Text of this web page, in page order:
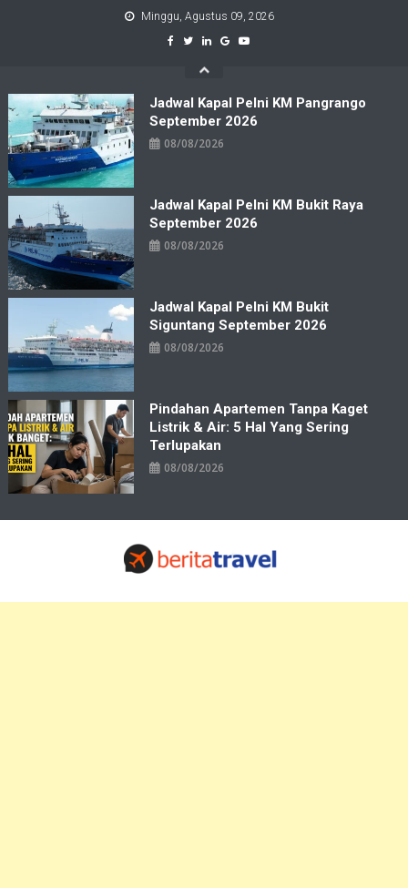
Minggu, Agustus 09, 2026
Jadwal Kapal Pelni KM Pangrango
September 2026
08/08/2026
Jadwal Kapal Pelni KM Bukit Raya
September 2026
08/08/2026
Jadwal Kapal Pelni KM Bukit
Siguntang September 2026
08/08/2026
Pindahan Apartemen Tanpa Kaget
Listrik & Air: 5 Hal Yang Sering
Terlupakan
08/08/2026
Travelbiz